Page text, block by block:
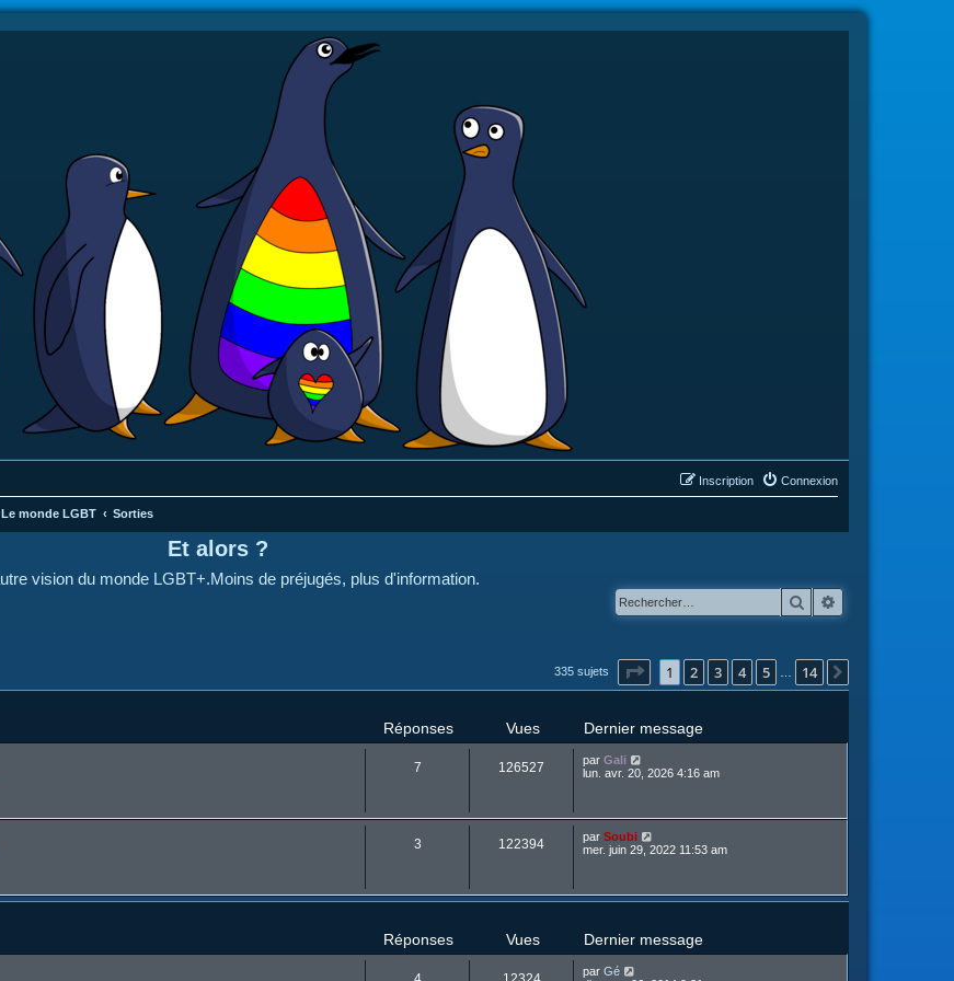
Connexion
Inscription
Le monde LGBT Sorties
Et alors ?
vision du monde LGBT+.Moins de préjugés, plus d'information.
Rechercher
335 sujets Page sur14
1 2 3 4 5 14
Réponses Vues Dernier message
7 126527 par Gali
lun. avr. 20, 2026 4:16 am
3 122394 par Soubi
mer. juin 29, 2022 11:53 am
Réponses Vues Dernier message
par Gé